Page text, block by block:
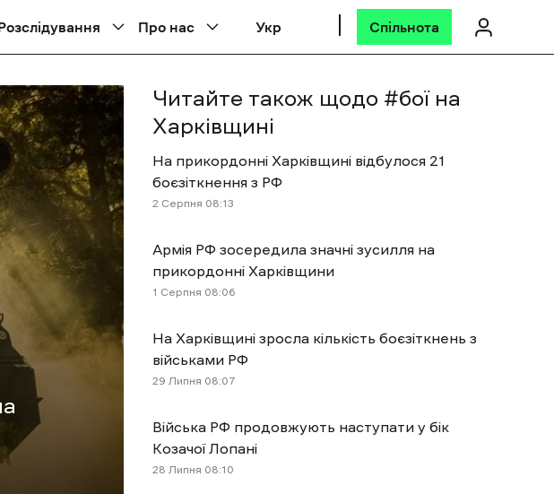
Про нас Укр Спільнота
Читайте також щодо #бої на
Харківщині
На прикордонні Харківщині відбулося 21
боєзіткнення з РФ
2 Cерпня 08:13
Армія РФ зосередила значні зусилля на
прикордонні Харківщини
1 Cерпня 08:06
На Харківщині зросла кількість боєзіткнень з
військами РФ
29 Липня 08:07
Війська РФ продовжують наступати у бік
Козачої Лопані
28 Липня 08:10